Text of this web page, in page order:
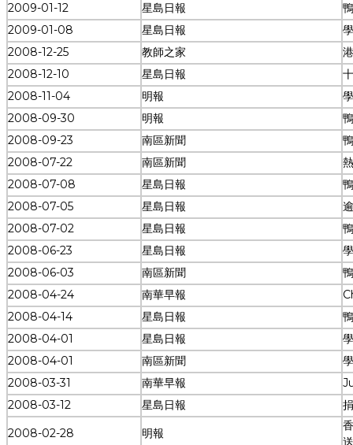
2009-01-12
星島日報
2009-01-08
星島日報
2008-12-25
教師之家
2008-12-10
星島日報
2008-11-04
明報
2008-09-30
明報
2008-09-23
南區新聞
2008-07-22
南區新聞
2008-07-08
星島日報
2008-07-05
星島日報
2008-07-02
星島日報
2008-06-23
星島日報
2008-06-03
南區新聞
2008-04-24
南華早報
2008-04-14
星島日報
2008-04-01
星島日報
2008-04-01
南區新聞
2008-03-31
南華早報
2008-03-12
星島日報
2008-02-28
明報